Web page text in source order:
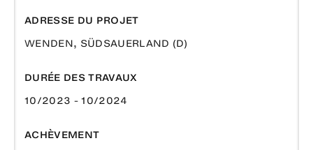
ADRESSE DU PROJET
WENDEN, SÜDSAUERLAND (D)
DURÉE DES TRAVAUX
10/2023 - 10/2024
ACHÈVEMENT